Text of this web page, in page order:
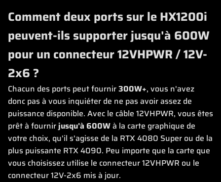
Comment deux ports sur le HX1200i
peuvent-ils supporter jusqu'à 600W
pour un connecteur 12VHPWR / 12V-
2x6 ?
Chacun des ports peut fournir300W+, vous n'avez
donc pas à vous inquiéter de ne pas avoir assez de
puissance disponible. Avec le câble 12VHPWR, vous êtes
prêt à fournir jusqu'à 600Wà la carte graphique de
votre choix, qu'il s'agisse de la RTX 4080 Super ou de la
plus puissante RTX 4090. Peu importe que la carte que
vous choisissez utilise le connecteur 12VHPWR ou le
connecteur 12V-2x6 mis à jour.